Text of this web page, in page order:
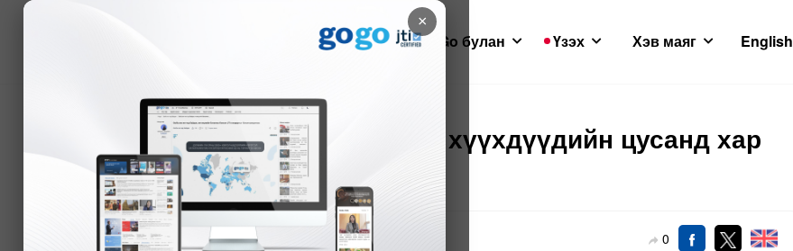
×
Мэдээ GoGo булан Үзэх Хэв маяг English
GoGoNews: Баянхошууны хүүхдүүдийн цусанд хар
тугалга их гарлаа
О.Ариунбилэг 2017-02-09 0